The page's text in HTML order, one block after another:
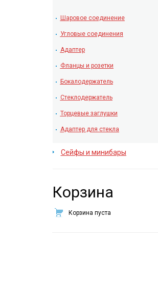
Шаровое соединение
Угловые соединения
Адаптер
Фланцы и розетки
Бокалодержатель
Стеклодержатель
Торцевые заглушки
Адаптер для стекла
Сейфы и минибары
Корзина
Корзина пуста